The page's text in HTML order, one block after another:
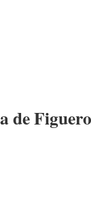
de